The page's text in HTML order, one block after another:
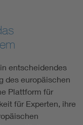
entscheidendes
des europäischen
Plattform für
für Experten, ihre